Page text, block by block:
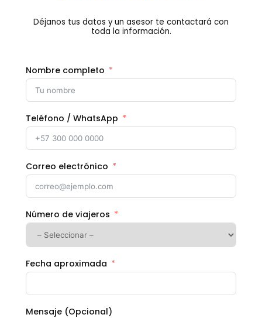
Déjanos tus datos y un asesor te contactará con
toda la información.
Nombre completo
Teléfono / WhatsApp
Correo electrónico
Número de viajeros
Fecha aproximada
Mensaje (Opcional)